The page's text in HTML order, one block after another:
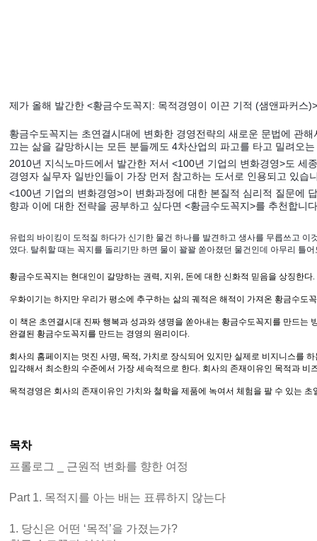
제가 올해 발간한 <황금수도꼭지: 목적경영이 이끈 기적 (샘앤파커스
황금수도꼭지는 초연결시대에 변화한 경영전략의 새로운 문법에 관
끄는 삶을 갈망하시는 모든 분들께도 4차산업의 파고를 타고 밀려오
2010년 지식노마드에서 발간한 저서 <100년 기업의 변화경영>도 세
경영자 실무자 일반인들이 가장 먼저 참고하는 도서로 인용되고 있
<100년 기업의 변화경영>이 변화과정에 대한 본질적 심리적 질문에
향과 이에 대한 전략을 공부하고 싶다면 <황금수도꼭지>를 추천합니
유럽의 바이킹이 도적질 하다가 신기한 물건 하나를 발견하고 생사를 무릅쓰고
였다. 탈취할 때는 꼭지를 돌리기만 하면 물이 꽐꽐 쏟아졌던 물건인데 아무리 틀
황금수도꼭지는 현대인이 갈망하는 권력, 지위, 돈에 대한 신화적 믿음을 상징한
우화이기는 하지만 우리가 평소에 추구하는 삶의 궤적은 해적이 가져온 황금수
이 책은 초연결시대 진짜 행복과 성과와 생명을 쏟아내는 황금수도꼭지를 만드는
완결된 황금수도꼭지를 만드는 경영의 원리이다.
회사의 홈페이지는 멋진 사명, 목적, 가치로 장식되어 있지만 실제로 비지니스를
입각해서 최소한의 수준에서 가장 세속적으로 한다. 회사의 존재이유인 목적과
목적경영은 회사의 존재이유인 가치와 철학을 제품에 녹여서 체험을 팔 수 있는
목차
프롤로그 _ 근원적 변화를 향한 여정
Part 1. 목적지를 아는 배는 표류하지 않는다
1. 당신은 어떤 ‘목적’을 가졌는가?